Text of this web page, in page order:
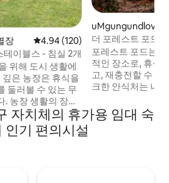
장 평점 4.94점(5점 만점), 후기 120
4.94 (120)
이블스 - 침실 2개
위해 도시 생활에
은 농장은 휴식을
둘러볼 수 있는 무
농장 생활의 장점
토랑, 자전거 도
스, 학교에 쉽게 접
다. N3에서 불과
uMgungundlovu
icipality의 초소형
더 포레스트 포드 고요한 생태 보금자리,
KZN 미들랜즈.
포레스트 포드는
적인 장소로, 휴식
고, 재충전할 수 있
크한 안식처는 나
여러분을 안내합
대로의 개울에서
자치체의 휴가용 임대 숙
인기 편의시설